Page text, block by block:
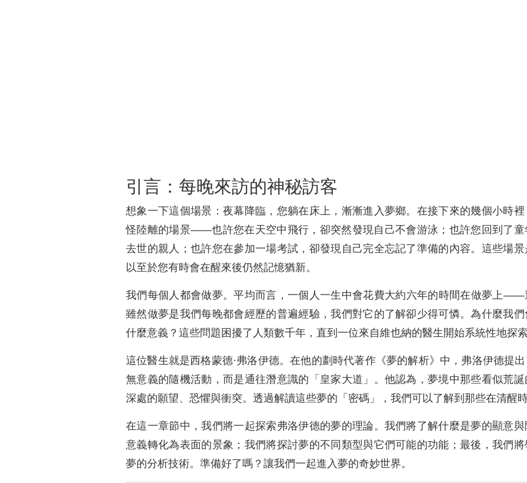
引言：每晚來訪的神秘訪客
想象一下這個場景：夜幕降臨，您躺在床上，漸漸進入夢鄉。在接下來的幾個小時
怪陸離的場景——也許您在天空中飛行，卻突然發現自己不會游泳；也許您回到了童
去世的親人；也許您在參加一場考試，卻發現自己完全忘記了準備的內容。這些場景
以至於您有時會在醒來後仍然記憶猶新。
我們每個人都會做夢。平均而言，一個人一生中會花費大約六年的時間在做夢上——
雖然做夢是我們每晚都會經歷的普遍經驗，我們對它的了解卻少得可憐。為什麼我
什麼意義？這些問題困擾了人類數千年，直到一位來自維也納的醫生開始系統性地探
這位醫生就是西格蒙德·弗洛伊德。在他的劃時代著作《夢的解析》中，弗洛伊德提
無意義的隨機活動，而是通往潛意識的「皇家大道」。他認為，夢境中那些看似荒
深處的願望、恐懼與衝突。透過解讀這些夢的「密碼」，我們可以了解到那些在清醒
在這一章節中，我們將一起探索弗洛伊德的夢的理論。我們將了解什麼是夢的顯意
意義轉化為表面的景象；我們將探討夢的不同類型與它們可能的功能；最後，我們
夢的分析技術。準備好了嗎？讓我們一起進入夢的奇妙世界。